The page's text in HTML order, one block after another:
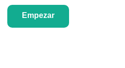
Empezar